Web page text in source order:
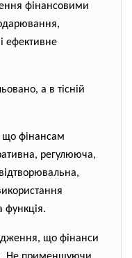
фінансовими
ефективне
а в тісній
що фінансам
регулююча,
функція.
що фінанси